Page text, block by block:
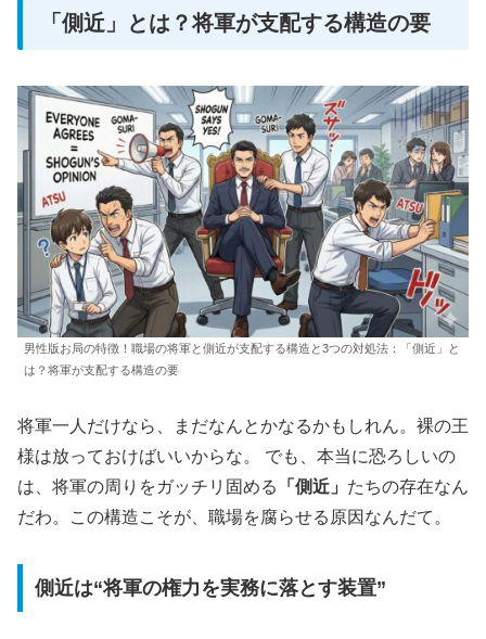
「側近」とは？将軍が支配する構造の要
男性版お局の特徴！職場の将軍と側近が支配する構造と3つの対処法：「側近」と
は？将軍が支配する構造の要
将軍一人だけなら、まだなんとかなるかもしれん。裸の王
様は放っておけばいいからな。 でも、本当に恐ろしいの
は、将軍の周りをガッチリ固める
「側近」 たちの存在なん
だわ。この構造こそが、職場を腐らせる原因なんだて。
側近は“将軍の権力を実務に落とす装置”